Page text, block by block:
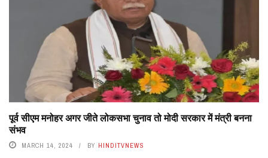
पूर्व सीएम मनोहर अगर जीते लोकसभा चुनाव तो मोदी सरकार में मंत्री बनना
संभव
MARCH 14, 2024 BY HINDITVNEWS